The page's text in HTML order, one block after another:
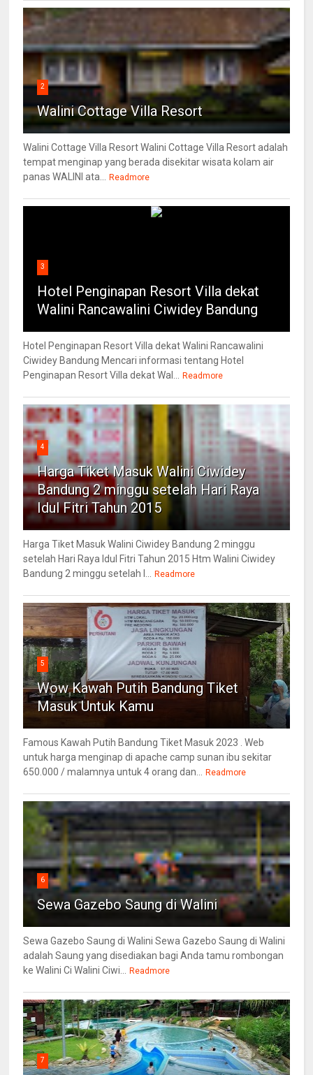
2
Walini Cottage Villa Resort
Walini Cottage Villa Resort Walini Cottage Villa Resort adalah
tempat menginap yang berada disekitar wisata kolam air
panas WALINI ata...
Readmore
3
Hotel Penginapan Resort Villa dekat
Walini Rancawalini Ciwidey Bandung
Hotel Penginapan Resort Villa dekat Walini Rancawalini
Ciwidey Bandung Mencari informasi tentang Hotel
Penginapan Resort Villa dekat Wal...
Readmore
4
Harga Tiket Masuk Walini Ciwidey
Bandung 2 minggu setelah Hari Raya
Idul Fitri Tahun 2015
Harga Tiket Masuk Walini Ciwidey Bandung 2 minggu
setelah Hari Raya Idul Fitri Tahun 2015 Htm Walini Ciwidey
Bandung 2 minggu setelah l...
Readmore
5
Wow Kawah Putih Bandung Tiket
Masuk Untuk Kamu
Famous Kawah Putih Bandung Tiket Masuk 2023 . Web
untuk harga menginap di apache camp sunan ibu sekitar
650.000 / malamnya untuk 4 orang dan...
Readmore
6
Sewa Gazebo Saung di Walini
Sewa Gazebo Saung di Walini Sewa Gazebo Saung di Walini
adalah Saung yang disediakan bagi Anda tamu rombongan
ke Walini Ci Walini Ciwi...
Readmore
7